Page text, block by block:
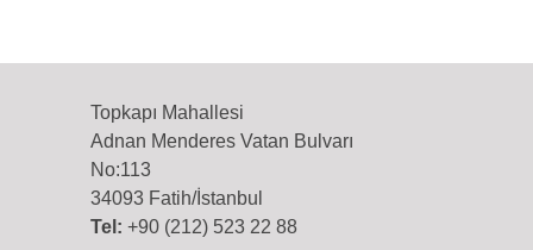
Topkapı Mahallesi
Adnan Menderes Vatan Bulvarı
No:113
34093 Fatih/İstanbul
Tel: +90 (212) 523 22 88